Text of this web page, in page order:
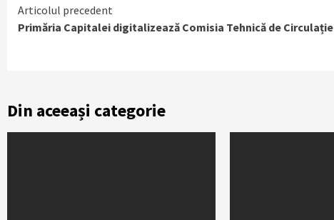
Continue
Reading
Articolul precedent
Primăria Capitalei digitalizează Comisia Tehnică de Circulație
Din aceeași categorie